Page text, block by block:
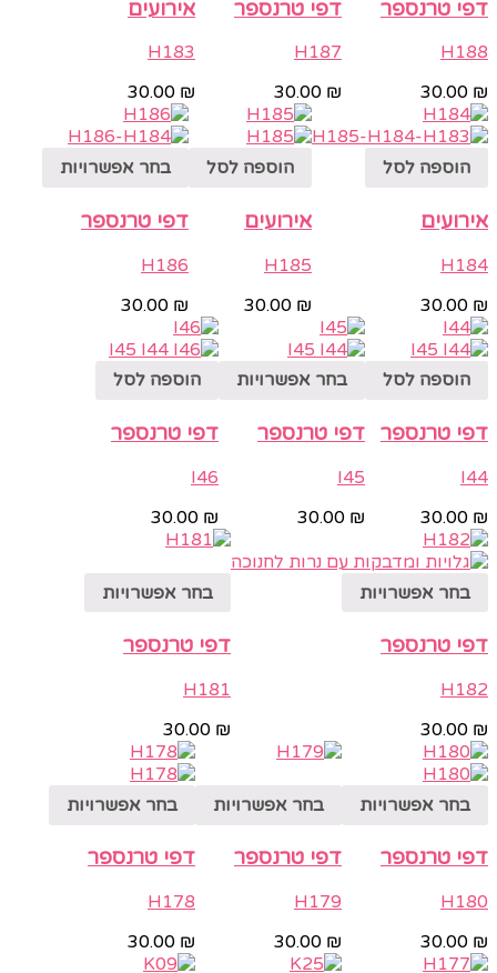
דפי טרנספר
H188
30.00 ₪
דפי טרנספר
H187
30.00 ₪
אירועים
H183
30.00 ₪
הוספה לסל
אירועים
H184
30.00 ₪
הוספה לסל
אירועים
H185
30.00 ₪
בחר אפשרויות
דפי טרנספר
H186
30.00 ₪
הוספה לסל
דפי טרנספר
I44
30.00 ₪
בחר אפשרויות
דפי טרנספר
I45
30.00 ₪
הוספה לסל
דפי טרנספר
I46
30.00 ₪
בחר אפשרויות
דפי טרנספר
H182
30.00 ₪
בחר אפשרויות
דפי טרנספר
H181
30.00 ₪
בחר אפשרויות
דפי טרנספר
H180
30.00 ₪
בחר אפשרויות
דפי טרנספר
H179
30.00 ₪
בחר אפשרויות
דפי טרנספר
H178
30.00 ₪